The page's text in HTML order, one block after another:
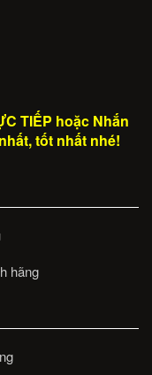
TIẾP hoặc Nhắn
tốt nhất nhé!
hãng